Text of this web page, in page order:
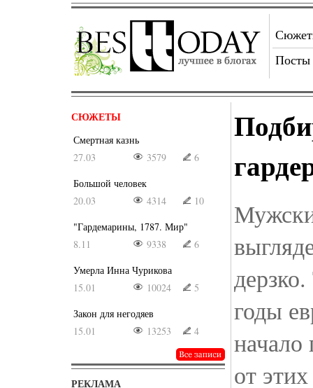
Посты
СЮЖЕТЫ
Смертная казнь
27.03
3579
6
Большой человек
20.03
4314
10
"Гардемарины, 1787. Мир"
8.11
9338
6
Умерла Инна Чурикова
15.01
10024
5
Закон для негодяев
15.01
13253 4
РЕКЛАМА
годы
начало
от